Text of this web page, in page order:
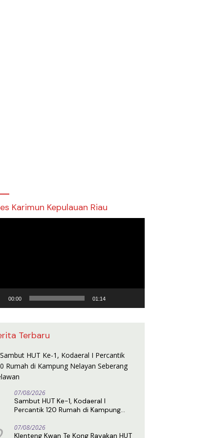
Karimun Kepulauan Riau
00:00 01:14
Terbaru
07/08/2026
Sambut HUT Ke-1, Kodaeral I
Percantik 120 Rumah di Kampung
07/08/2026
Klenteng Kwan Te Kong Rayakan HUT